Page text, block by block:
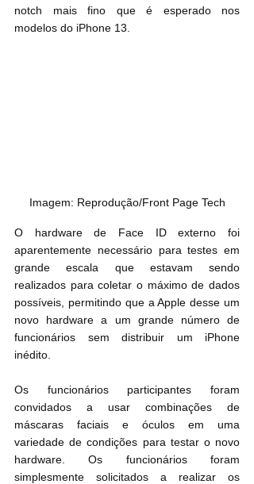
notch mais fino que é esperado nos
modelos do iPhone 13.
Imagem: Reprodução/Front Page Tech
O hardware de Face ID externo foi
aparentemente necessário para testes em
grande escala que estavam sendo
realizados para coletar o máximo de dados
possíveis, permitindo que a Apple desse um
novo hardware a um grande número de
funcionários sem distribuir um ‌iPhone‌
inédito.
Os funcionários participantes foram
convidados a usar combinações de
máscaras faciais e óculos em uma
variedade de condições para testar o novo
hardware. Os funcionários foram
simplesmente solicitados a realizar os